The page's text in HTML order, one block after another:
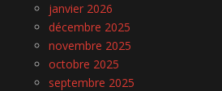
janvier 2026
décembre 2025
novembre 2025
octobre 2025
septembre 2025